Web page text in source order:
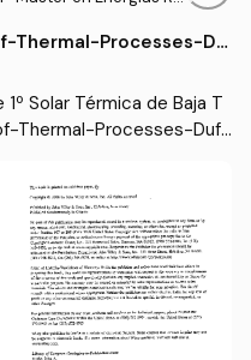
(UCA)
Thermal-Processes-Du
Solar Térmica de Baja T
Thermal-Processes-Duf